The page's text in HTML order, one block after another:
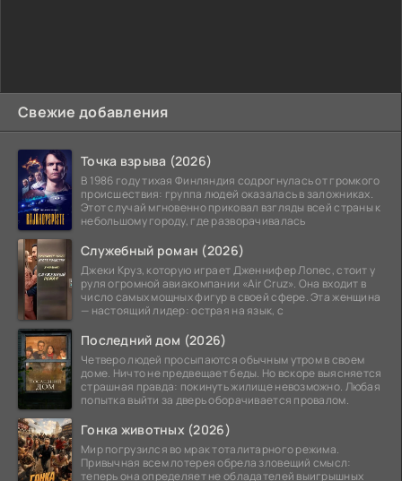
Свежие добавления
Точка взрыва (2026)
В 1986 году тихая Финляндия содрогнулась от громкого
происшествия: группа людей оказалась в заложниках.
Этот случай мгновенно приковал взгляды всей страны к
небольшому городу, где разворачивалась
Служебный роман (2026)
Джеки Круз, которую играет Дженнифер Лопес, стоит у
руля огромной авиакомпании «Air Cruz». Она входит в
число самых мощных фигур в своей сфере. Эта женщина
— настоящий лидер: острая на язык, с
Последний дом (2026)
Четверо людей просыпаются обычным утром в своем
доме. Ничто не предвещает беды. Но вскоре выясняется
страшная правда: покинуть жилище невозможно. Любая
попытка выйти за дверь оборачивается провалом.
Гонка животных (2026)
Мир погрузился во мрак тоталитарного режима.
Привычная всем лотерея обрела зловещий смысл:
теперь она определяет не обладателей выигрышных